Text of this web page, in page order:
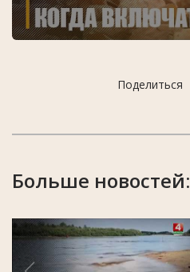
Поделиться
Больше новостей: